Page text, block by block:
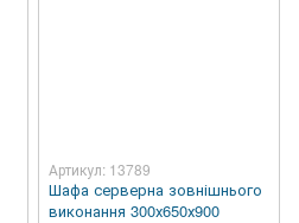
Артикул: 13789
Шафа серверна зовнішнього
виконання 300х650х900